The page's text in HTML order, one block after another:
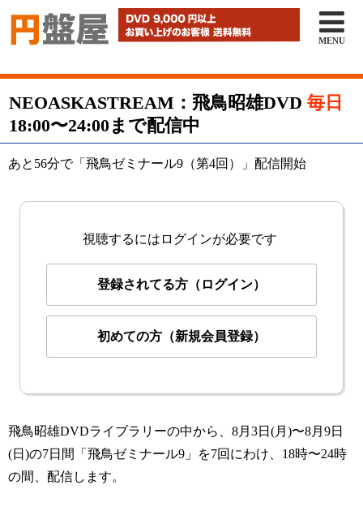

MENU
NEOASKASTREAM：飛鳥昭雄DVD毎日
18:00〜24:00まで配信中
あと56分で「飛鳥ゼミナール9（第4回）」配信開始
視聴するにはログインが必要です
登録されてる方（ログイン）
初めての方（新規会員登録）
飛鳥昭雄DVDライブラリーの中から、8月3日(月)〜8月9日
(日)の7日間「飛鳥ゼミナール9」を7回にわけ、18時〜24時
の間、配信します。